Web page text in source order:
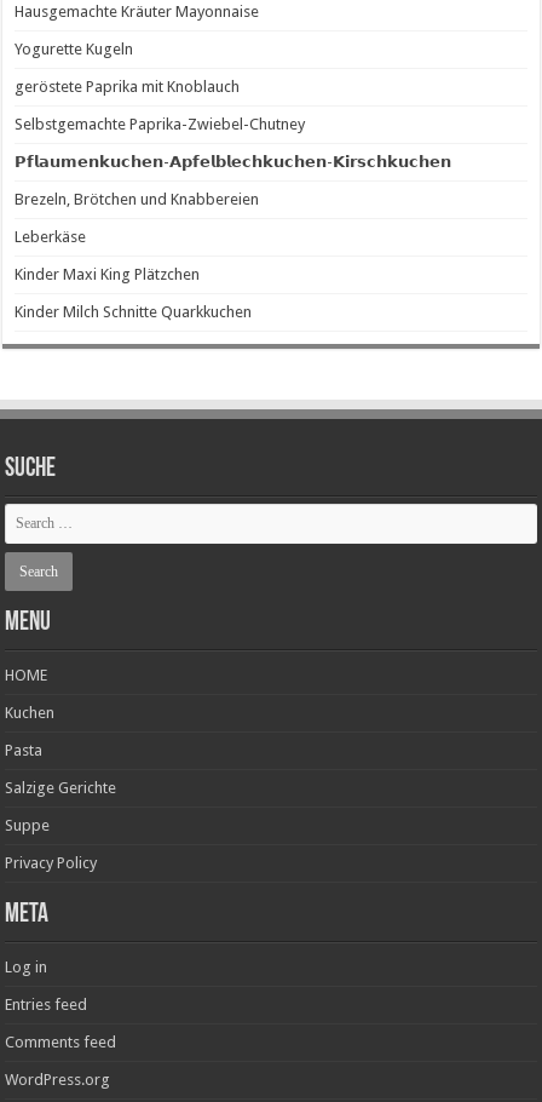
Hausgemachte Kräuter Mayonnaise
Yogurette Kugeln
geröstete Paprika mit Knoblauch
Selbstgemachte Paprika-Zwiebel-Chutney
𝗣𝗳𝗹𝗮𝘂𝗺𝗲𝗻𝗸𝘂𝗰𝗵𝗲𝗻-𝗔𝗽𝗳𝗲𝗹𝗯𝗹𝗲𝗰𝗵𝗸𝘂𝗰𝗵𝗲𝗻-𝗞𝗶𝗿𝘀𝗰𝗵𝗸𝘂𝗰𝗵𝗲𝗻
Brezeln, Brötchen und Knabbereien
Leberkäse
Kinder Maxi King Plätzchen
Kinder Milch Schnitte Quarkkuchen
SUCHE
Menu
HOME
Kuchen
Pasta
Salzige Gerichte
Suppe
Privacy Policy
Meta
Log in
Entries feed
Comments feed
WordPress.org